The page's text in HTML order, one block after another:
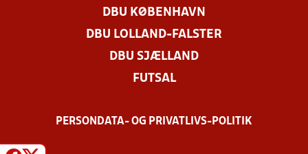
DBU KØBENHAVN
DBU LOLLAND-FALSTER
DBU SJÆLLAND
FUTSAL
PERSONDATA- OG PRIVATLIVS-POLITIK